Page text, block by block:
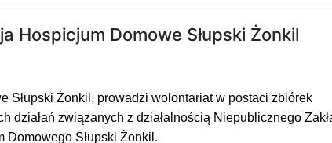
Hospicjum Domowe Słupski Żonkil
Słupski Żonkil, prowadzi wolontariat w postaci zbiórek
działań związanych z działalnością N iepublicznego Z
Domowego Słupski Żonkil.